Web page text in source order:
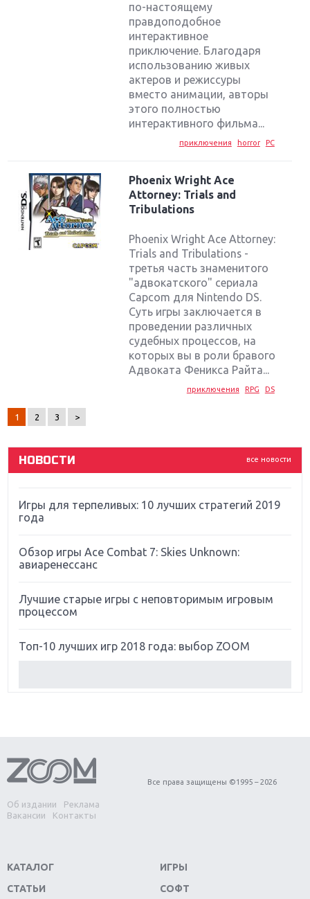
по-настоящему
правдоподобное
интерактивное
приключение. Благодаря
использованию живых
актеров и режиссуры
вместо анимации, авторы
этого полностью
интерактивного фильма...
приключения horror PC
Phoenix Wright Ace
Attorney: Trials and
Tribulations
Phoenix Wright Ace Attorney:
Trials and Tribulations -
третья часть знаменитого
"адвокатского" сериала
Capcom для Nintendo DS.
Суть игры заключается в
проведении различных
судебных процессов, на
которых вы в роли бравого
Адвоката Феникса Райта...
приключения RPG DS
1 2 3 >
все новости
НОВОСТИ
Крупнейшие релизы мая: Nintendo, Microsoft и
Новинки для Nintendo Switch: Labo, South Park и
Far Cry 5: хвалить нельзя ругать
Игры для терпеливых: 10 лучших стратегий 2019
года
Обзор игры Ace Combat 7: Skies Unknown:
авиаренессанс
Лучшие старые игры с неповторимым игровым
процессом
Топ-10 лучших игр 2018 года: выбор ZOOM
Обзор игры Forza Horizon 4: вершина эволюции
Две важных новинки для консолей: Spider-Man и
Divinity Original Sin 2
Switch
Об издании
Реклама
Вакансии
Контакты
Все права защищены ©1995 – 2026
КАТАЛОГ
СТАТЬИ
ИГРЫ
СОФТ